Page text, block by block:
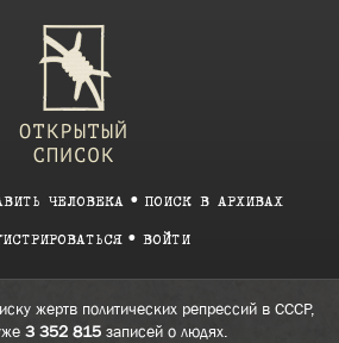
ЧЕЛОВЕКА ПОИСК В АРХИВАХ
ВОЙТИ
жертв политических репрессий в СССР,
3 352 815 записей о людях.